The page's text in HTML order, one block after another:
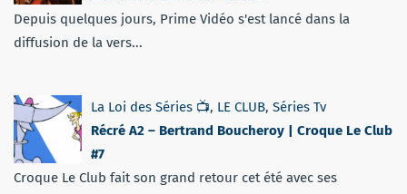
Depuis quelques jours, Prime Vidéo s'est lancé dans la
diffusion de la vers...
La Loi des Séries 📺, LE CLUB, Séries Tv
Récré A2 – Bertrand Boucheroy | Croque Le Club
#7
Croque Le Club fait son grand retour cet été avec ses